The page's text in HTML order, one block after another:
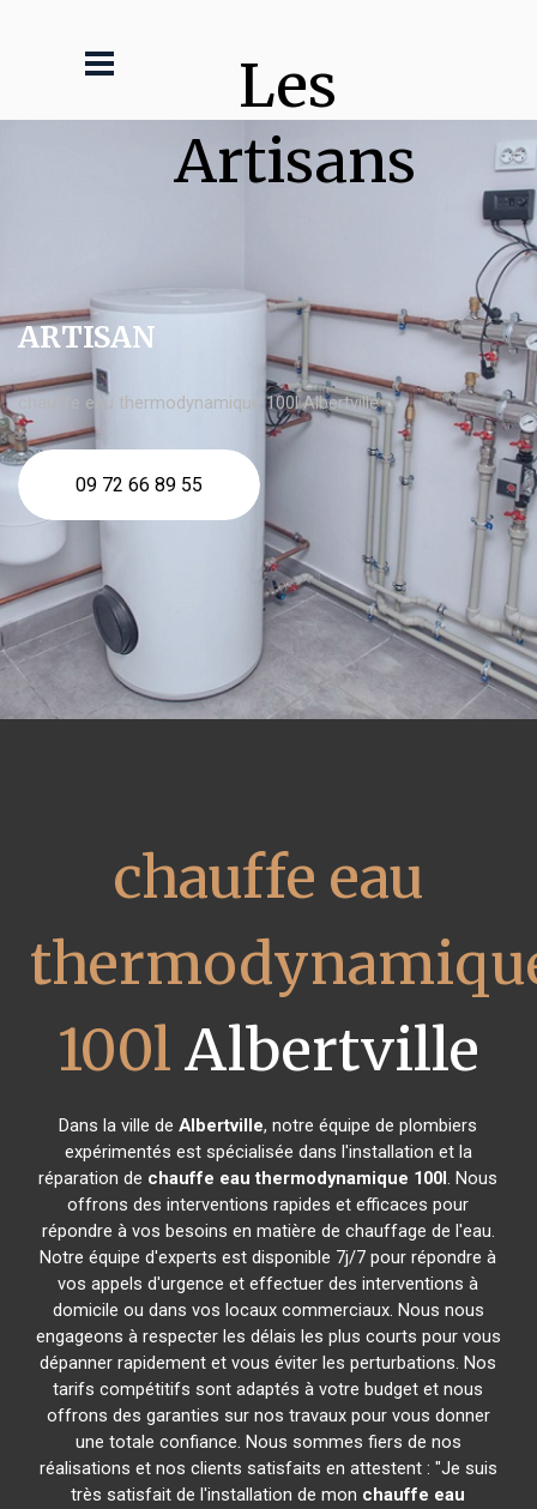
Les
Artisans
ARTISAN
chauffe eau thermodynamique 100l Albertville
09 72 66 89 55
chauffe eau
100l Albertville
Dans la ville deAlbertville, notre équipe de plombiers
expérimentés est spécialisée dans l'installation et la
réparation de chauffe eau thermodynamique 100l. Nous
offrons des interventions rapides et efficaces pour
répondre à vos besoins en matière de chauffage de l'eau.
Notre équipe d'experts est disponible 7j/7 pour répondre à
vos appels d'urgence et effectuer des interventions à
domicile ou dans vos locaux commerciaux. Nous nous
engageons à respecter les délais les plus courts pour vous
dépanner rapidement et vous éviter les perturbations. Nos
tarifs compétitifs sont adaptés à votre budget et nous
offrons des garanties sur nos travaux pour vous donner
une totale confiance. Nous sommes fiers de nos
réalisations et nos clients satisfaits en attestent : "Je suis
très satisfait de l'installation de mon chauffe eau